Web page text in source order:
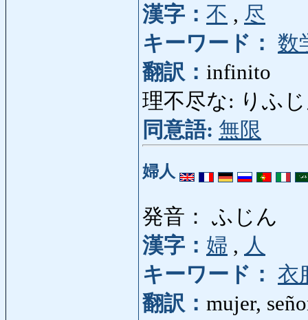
漢字： 不 , 尽
キーワード： 数
翻訳： infinito
理不尽な: りふ
同意語: 無限
婦人
発音： ふじん
漢字： 婦 , 人
キーワード： 衣
翻訳： mujer,